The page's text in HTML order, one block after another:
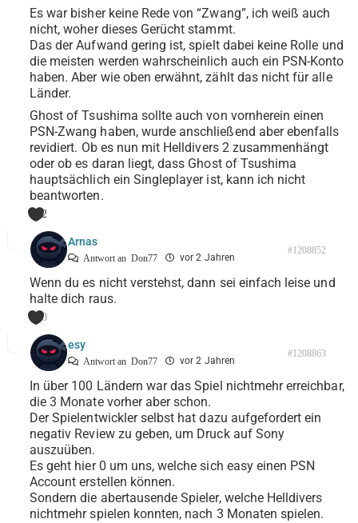
Es war bisher keine Rede von “Zwang”, ich weiß auch
nicht, woher dieses Gerücht stammt.
Das der Aufwand gering ist, spielt dabei keine Rolle und
die meisten werden wahrscheinlich auch ein PSN-Konto
haben. Aber wie oben erwähnt, zählt das nicht für alle
Länder.
Ghost of Tsushima sollte auch von vornherein einen
PSN-Zwang haben, wurde anschließend aber ebenfalls
revidiert. Ob es nun mit Helldivers 2 zusammenhängt
oder ob es daran liegt, dass Ghost of Tsushima
hauptsächlich ein Singleplayer ist, kann ich nicht
beantworten.
2
Arnas
Antwort an Don77 vor 2 Jahren
#1208852
Wenn du es nicht verstehst, dann sei einfach leise und
halte dich raus.
0
esy
Antwort an Don77 vor 2 Jahren
#1208863
In über 100 Ländern war das Spiel nichtmehr erreichbar,
die 3 Monate vorher aber schon.
Der Spielentwickler selbst hat dazu aufgefordert ein
negativ Review zu geben, um Druck auf Sony
auszuüben.
Es geht hier 0 um uns, welche sich easy einen PSN
Account erstellen können.
Sondern die abertausende Spieler, welche Helldivers
nichtmehr spielen konnten, nach 3 Monaten spielen.